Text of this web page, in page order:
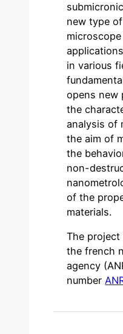
new type
in various
opens new
the
analysis of
the aim of
the
non-
of the
materials.
The
the french
agency
number